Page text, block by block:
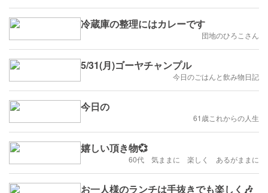
冷蔵庫の整理にはカレーです
団地のひろこさん
5/31(月)ゴーヤチャンプル
今日のごはんと飲み物日記
今日の
61歳これからの人生
嬉しい頂き物💞
60代 気ままに 楽しく あるがままに
お一人様のランチは手抜きでも楽しく🎶